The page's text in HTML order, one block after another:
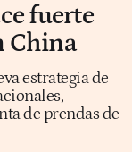
fuerte
China
estrategia de
de prendas de